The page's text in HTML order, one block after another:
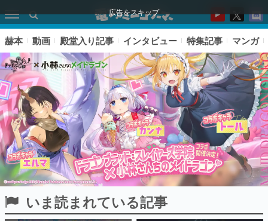
広告をスキップ
ピックアップ
赫本 動画 殿堂入り記事 インタビュー 特集記事 マンガ
いま読まれている記事